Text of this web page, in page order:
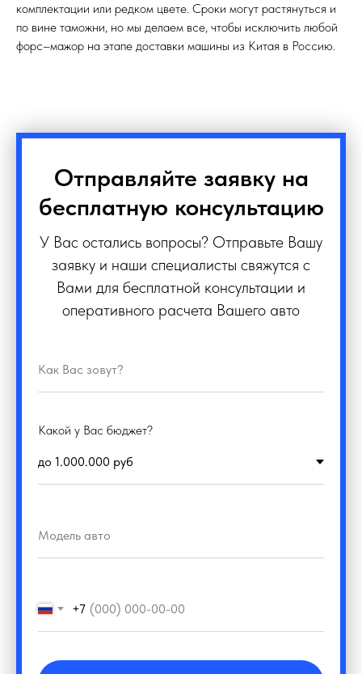
комплектации или редком цвете. Сроки могут растянуться и
по вине таможни, но мы делаем все, чтобы исключить любой
форс–мажор на этапе доставки машины из Китая в Россию.
Отправляйте заявку на
бесплатную консультацию
У Вас остались вопросы? Отправьте Вашу
заявку и наши специалисты свяжутся с
Вами для бесплатной консультации и
оперативного расчета Вашего авто
Какой у Вас бюджет?
+7